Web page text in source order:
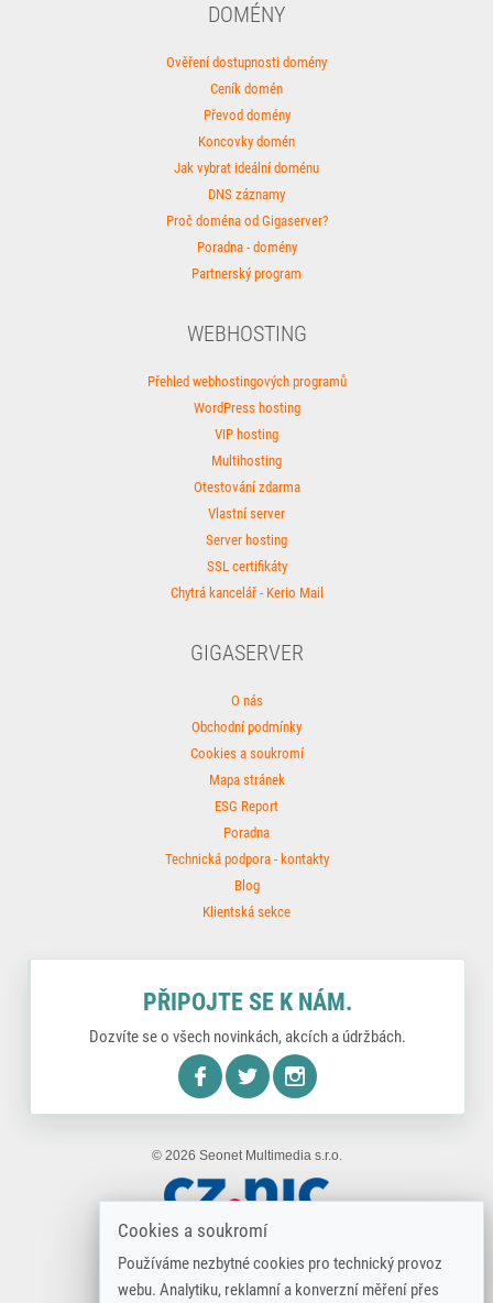
Cookies a soukromí
Používáme nezbytné cookies pro technický provoz
webu. Analytiku, reklamní a konverzní měření přes
DOMÉNY
Ověření dostupnosti domény
Ceník domén
Převod domény
Koncovky domén
Jak vybrat ideální doménu
DNS záznamy
Proč doména od Gigaserver?
Poradna - domény
Partnerský program
WEBHOSTING
Přehled webhostingových programů
WordPress hosting
VIP hosting
Multihosting
Otestování zdarma
Vlastní server
Server hosting
SSL certifikáty
Chytrá kancelář - Kerio Mail
GIGASERVER
O nás
Obchodní podmínky
Cookies a soukromí
Mapa stránek
ESG Report
Poradna
Technická podpora - kontakty
Blog
Klientská sekce
PŘIPOJTE SE K NÁM.
Dozvíte se o všech novinkách, akcích a údržbách.
© 2026 Seonet Multimedia s.r.o.